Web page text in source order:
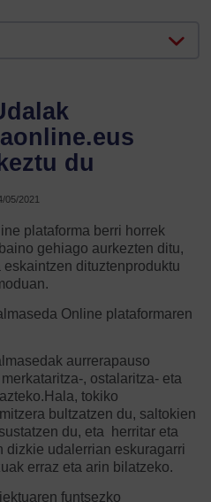
du
05/2021
plataforma berri horrek
gehiago aurkezten ditu,
dituztenproduktu
Online plataformaren
aurrerapauso
, ostalaritza- eta
tokiko
bultzatzen du, saltokien
du, eta herritar eta
dizkie udalerrian eskuragarri
erraz eta arin bilatzeko.
funtsezko